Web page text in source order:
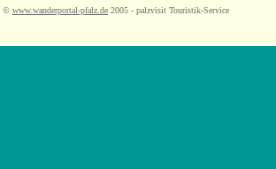
© www.wanderportal-pfalz.de 2005 - palzvisit Touristik-Service